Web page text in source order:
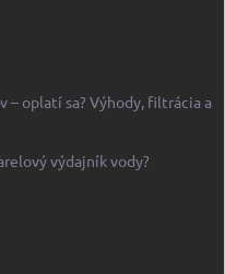
– oplatí sa? Výhody, filtrácia a
výdajník vody?